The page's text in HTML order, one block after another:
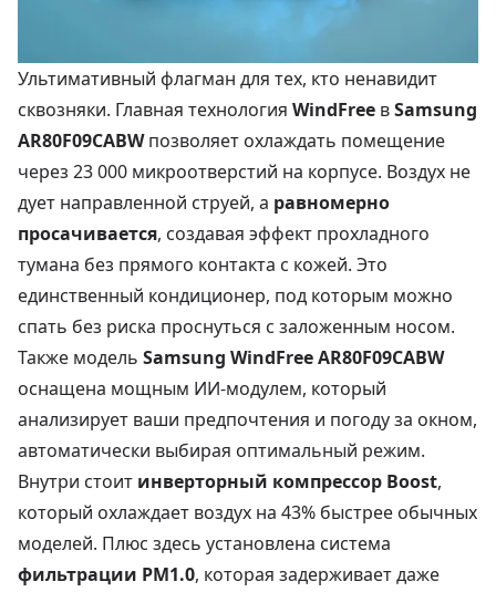
Ультимативный флагман для тех, кто ненавидит
сквозняки. Главная технология WindFree вSamsung
AR80F09CABWпозволяет охлаждать помещение
через 23 000 микроотверстий на корпусе. Воздух не
дует направленной струей, а равномерно
просачивается, создавая эффект прохладного
тумана без прямого контакта с кожей. Это
единственный кондиционер, под которым можно
спать без риска проснуться с заложенным носом.
Также модель Samsung WindFree AR80F09CABW
оснащена мощным ИИ-модулем, который
анализирует ваши предпочтения и погоду за окном,
автоматически выбирая оптимальный режим.
Внутри стоит инверторный компрессор Boost,
который охлаждает воздух на 43% быстрее обычных
моделей. Плюс здесь установлена система
фильтрации PM1.0, которая задерживает даже